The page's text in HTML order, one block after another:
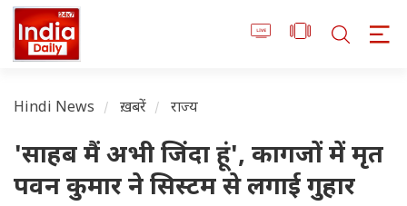
Hindi News ख़बरें राज्य
'साहब मैं अभी जिंदा हूं', कागजों में मृत
पवन कुमार ने सिस्टम से लगाई गुहार